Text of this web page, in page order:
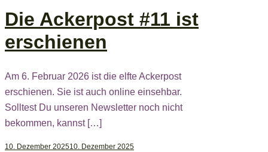
Die Ackerpost #11 ist
erschienen
Am 6. Februar 2026 ist die elfte Ackerpost
erschienen. Sie ist auch online einsehbar.
Solltest Du unseren Newsletter noch nicht
bekommen, kannst […]
10. Dezember 202510. Dezember 2025